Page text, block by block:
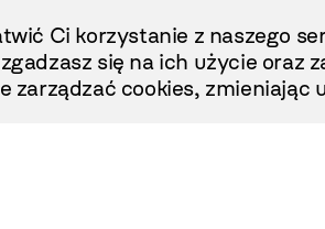
Ci korzystanie z naszego
się na ich użycie oraz
zarządzać cookies, zmieniając